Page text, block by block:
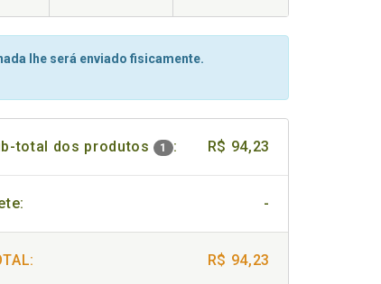
lhe será enviado fisicamente.
total dos produtos 1 : R$ 94,23
-
R$ 94,23